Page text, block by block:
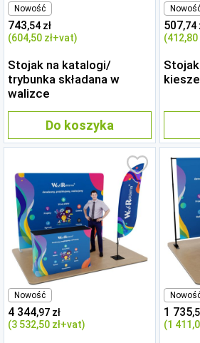
Nowość
743,54 zł
(604,50 zł+vat)
Stojak na katalogi/
trybunka składana w
walizce
Do koszyka
507,74
(412,80
Nowość
4 344,97 zł
(3 532,50 zł+vat)
1 735
(1 411